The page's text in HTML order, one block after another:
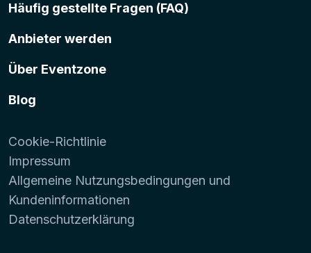
Häufig gestellte Fragen (FAQ)
Anbieter werden
Über Eventzone
Blog
Cookie-Richtlinie
Impressum
Allgemeine Nutzungsbedingungen und
Kundeninformationen
Datenschutzerklärung